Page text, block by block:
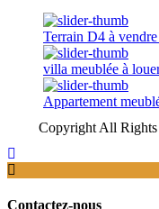
Terrain D4 à
villa meublée à
Appartement
Copyright All
Contactez-nous